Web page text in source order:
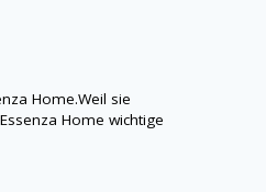
Home.Weil sie
Home wichtige